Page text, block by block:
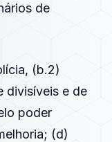
de
(b.2)
divisíveis e de
poder
(d)